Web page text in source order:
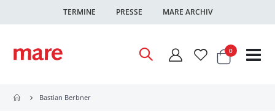
TERMINE PRESSE MARE ARCHIV
Warenkorb
0Artikel
Bastian Berbner